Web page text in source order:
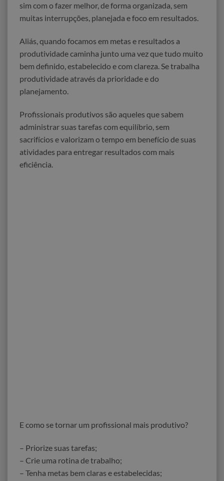
sim com o fazer melhor, de forma organizada, sem
muitas interrupções, planejada e foco em resultados.
Aliás, quando focamos em metas e resultados a
produtividade caminha junto uma vez que tudo muito
bem definido, estabelecido e com clareza. Se trabalha
produtividade através da prioridade e do
planejamento.
Profissionais produtivos são aqueles que sabem
administrar suas tarefas com equilíbrio, sem
sacrifícios e valorizam o tempo em benefício de suas
atividades para entregar resultados com mais
eficiência.
E como se tornar um profissional mais produtivo?
– Priorize suas tarefas;
– Crie uma rotina de trabalho;
– Tenha metas bem claras e estabelecidas;